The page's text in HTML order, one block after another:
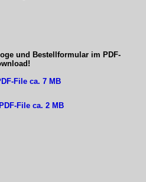
und Bestellformular im PDF-
File ca. 7 MB
File ca. 2 MB